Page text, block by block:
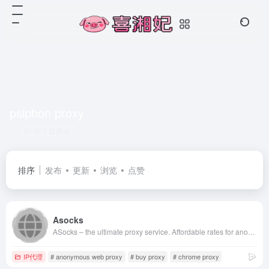
排序 发布 更新 浏览 点赞
Asocks
IP代理 # anonymous web proxy # buy proxy # chrome proxy